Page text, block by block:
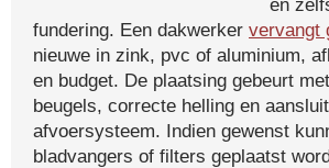
en
fundering. Een dakwerker vervangt
nieuwe in zink, pvc of aluminium,
en budget. De plaatsing gebeurt
beugels, correcte helling en
afvoersysteem. Indien gewenst
bladvangers of filters geplaatst